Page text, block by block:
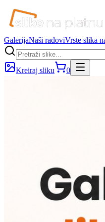
GalerijaNaši radoviVrste slika
Kreiraj sliku 0